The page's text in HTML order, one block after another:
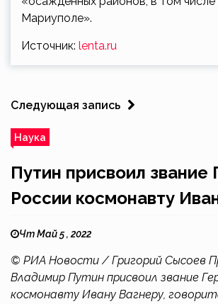
Мариуполе».
Источник: lenta.ru
Следующая запись
Наука
Путин присвоил звание
России космонавту
Чт Май 5 , 2022
© РИА Новости / Григорий Сысоев
Владимир Путин присвоил звание
космонавту Ивану Вагнеру,